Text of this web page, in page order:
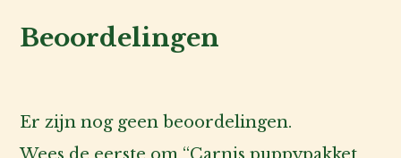
Beoordelingen
Er zijn nog geen beoordelingen.
Wees de eerste om “Carnis puppypakket